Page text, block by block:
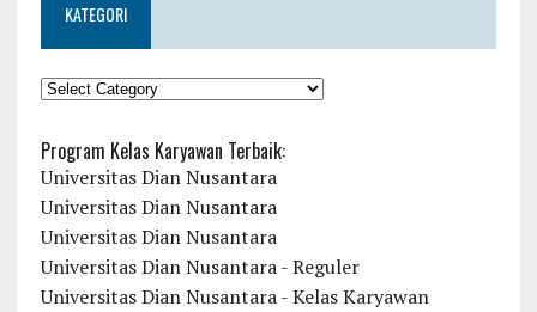
KATEGORI
KATEGORI
Program Kelas Karyawan Terbaik:
Universitas Dian Nusantara
Universitas Dian Nusantara
Universitas Dian Nusantara
Universitas Dian Nusantara - Reguler
Universitas Dian Nusantara - Kelas Karyawan